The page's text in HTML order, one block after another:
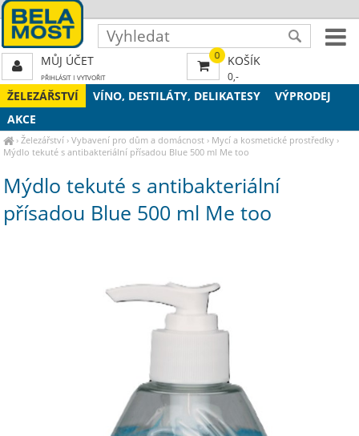
ŽELEZÁŘSTVÍ VÍNO, DESTILÁTY, DELIKATESY
VÝPRODEJ
AKCE
›Železářství ›Vybavení pro dům a domácnost › Mycí a kosmetické prostředky ›
Mýdlo tekuté s antibakteriální přísadou Blue 500 ml Me too
Mýdlo tekuté s antibakteriální
přísadou Blue 500 ml Me too
0 KOŠÍK
0,-
MŮJ ÚČET
PŘIHLÁSIT| VYTVOŘIT